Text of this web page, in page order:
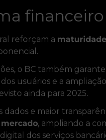
financeiro
reforçam a
o BC também
usuários e a
ainda para 2025.
e maior
, ampliando a
dos serviços